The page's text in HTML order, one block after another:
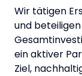
Wir tätigen
und
ein aktiver
Ziel,